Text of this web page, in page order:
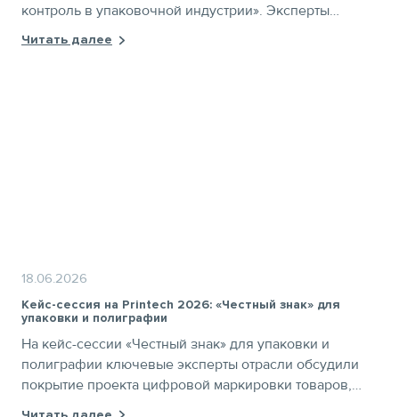
контроль в упаковочной индустрии». Эксперты
поделились кейсами отечественных компаний и
Читать далее
18.06.2026
Кейс-сессия на Printech 2026: «Честный знак» для
упаковки и полиграфии
На кейс-сессии «Честный знак» для упаковки и
полиграфии ключевые эксперты отрасли обсудили
покрытие проекта цифровой маркировки товаров,
разобрали важность правильного выбора риббонов,